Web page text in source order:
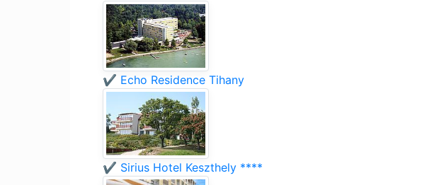
✔️ Echo Residence Tihany
✔️ Sirius Hotel Keszthely ****